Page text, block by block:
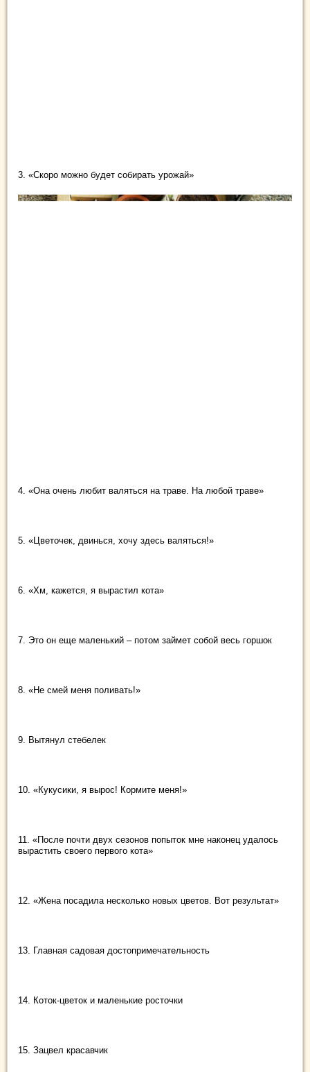
3. «Скоро можно будет собирать урожай»
4. «Она очень любит валяться на траве. На любой траве»
5. «Цветочек, двинься, хочу здесь валяться!»
6. «Хм, кажется, я вырастил кота»
7. Это он еще маленький – потом займет собой весь горшок
8. «Не смей меня поливать!»
9. Вытянул стебелек
10. «Кукусики, я вырос! Кормите меня!»
11. «После почти двух сезонов попыток мне наконец удалось
вырастить своего первого кота»
12. «Жена посадила несколько новых цветов. Вот результат»
13. Главная садовая достопримечательность
14. Коток-цветок и маленькие росточки
15. Зацвел красавчик